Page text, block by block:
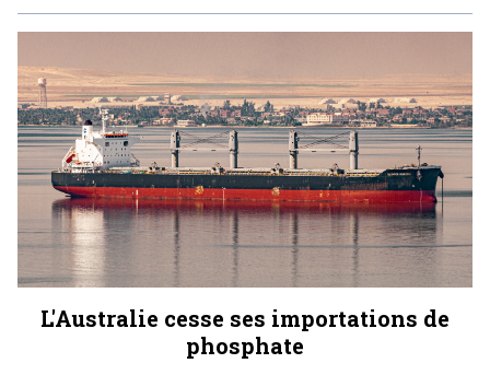
L'Australie cesse ses importations de
phosphate